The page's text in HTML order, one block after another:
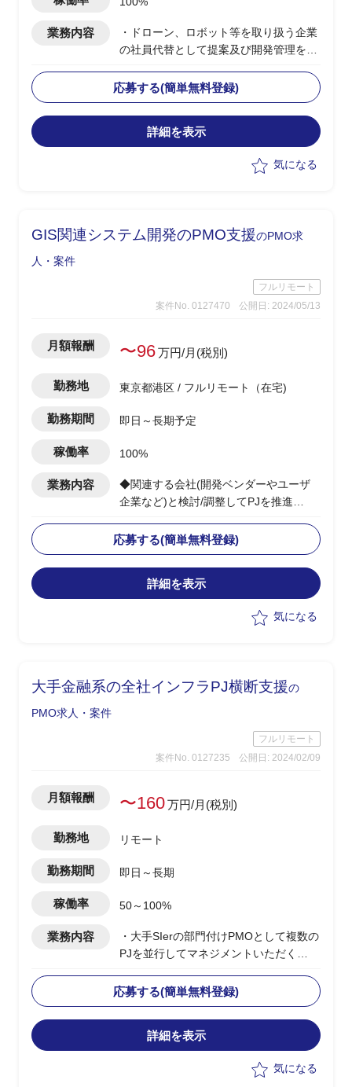
業務内容
・ドローン、ロボット等を取り扱う企業
の社員代替として提案及び開発管理を担
複数案件のプロジェクトを横断的に管
理
応募する(簡単無料登録)
詳細を表示
気になる
GIS関連システム開発のPMO支援のPMO求
人・案件
フルリモート
案件No. 0127470
公開日: 2024/05/13
月額報酬 〜96万円/月(税別)
勤務地 東京都港区 / フルリモート（在宅)
勤務期間 即日～長期予定
稼働率 100%
業務内容
◆関連する会社(開発ベンダーやユーザ
企業など)と検討/調整してPJを推進
のPMOを担当する
・全体としては複数年で開発する大規模
なPJ。
応募する(簡単無料登録)
詳細を表示
気になる
大手金融系の全社インフラPJ横断支援の
PMO求人・案件
フルリモート
案件No. 0127235
公開日: 2024/02/09
月額報酬 〜160万円/月(税別)
勤務地 リモート
勤務期間 即日～長期
稼働率 50～100%
業務内容
・大手SIerの部門付けPMOとして複数の
PJを並行してマネジメントいただく
ド会社に対してインフラ領域の保守、開
発を行っている
・複数PJの横断的なPMO支援(課題管
理、進捗管理など)
・必要に応じて部門全体の組織改善施策
応募する(簡単無料登録)
詳細を表示
気になる